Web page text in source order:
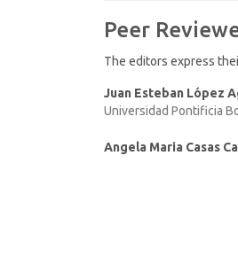
Peer
The editors express
Juan Esteban López
Universidad Pontificia
Angela Maria Casas